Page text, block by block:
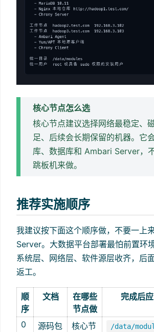
核心节点怎么选
核心节点建议选择网络最稳定、
足、后续会长期保留的机器。它
库、数据库和 Ambari Server，
跳板机来做。
推荐实施顺序
我建议按下面这个顺序做，不要一上
Server。大数据平台部署最怕前置环
系统层、网络层、软件源层收齐，后
返工。
顺
序
文档
在哪些
节点做
完成后
0
源码包
核心节
/data/